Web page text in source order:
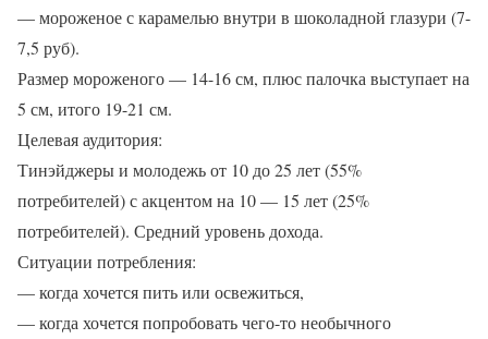
— мороженое с карамелью внутри в шоколадной глазури (7-
7,5 руб).
Размер мороженого — 14-16 см, плюс палочка выступает на
5 см, итого 19-21 см.
Целевая аудитория:
Тинэйджеры и молодежь от 10 до 25 лет (55%
потребителей) с акцентом на 10 — 15 лет (25%
потребителей). Средний уровень дохода.
Ситуации потребления:
— когда хочется пить или освежиться,
— когда хочется попробовать чего-то необычного